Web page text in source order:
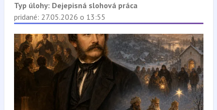
Typ úlohy: Dejepisná slohová práca
pridané: 27.05.2026 o 13:55